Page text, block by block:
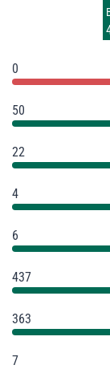
0
50
22
4
6
437
363
7